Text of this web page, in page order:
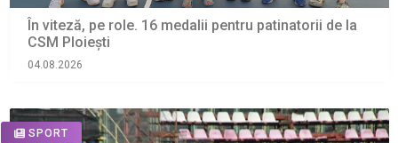
În viteză, pe role. 16 medalii pentru patinatorii de la
CSM Ploiești
04.08.2026
SPORT